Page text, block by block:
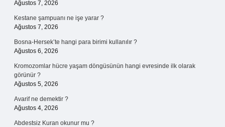
Ağustos 7, 2026
Kestane şampuanı ne işe yarar ?
Ağustos 7, 2026
Bosna-Hersek’te hangi para birimi kullanılır ?
Ağustos 6, 2026
Kromozomlar hücre yaşam döngüsünün hangi evresinde ilk olarak
görünür ?
Ağustos 5, 2026
Avarif ne demektir ?
Ağustos 4, 2026
Abdestsiz Kuran okunur mu ?